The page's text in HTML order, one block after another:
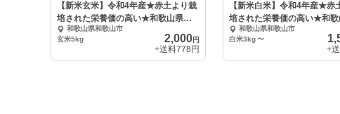
【新米玄米】令和4年産★赤土より栽
培された栄養価の高い★和歌山県山
東産きぬむすめ
和歌山県和歌山市
玄米5kg
2,000円
+送料778円
【新米白米】令和4年産★赤
培された栄養価の高い★和歌
東産きぬむすめ
和歌山県和歌山市
白米3kg 〜
+